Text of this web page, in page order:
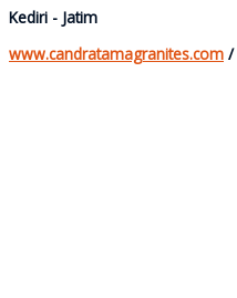
Kediri - Jatim
www.candratamagranites.com /